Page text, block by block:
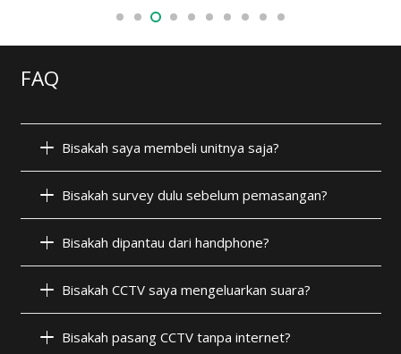
FAQ
Bisakah saya membeli unitnya saja?
Bisakah survey dulu sebelum pemasangan?
Bisakah dipantau dari handphone?
Bisakah CCTV saya mengeluarkan suara?
Bisakah pasang CCTV tanpa internet?